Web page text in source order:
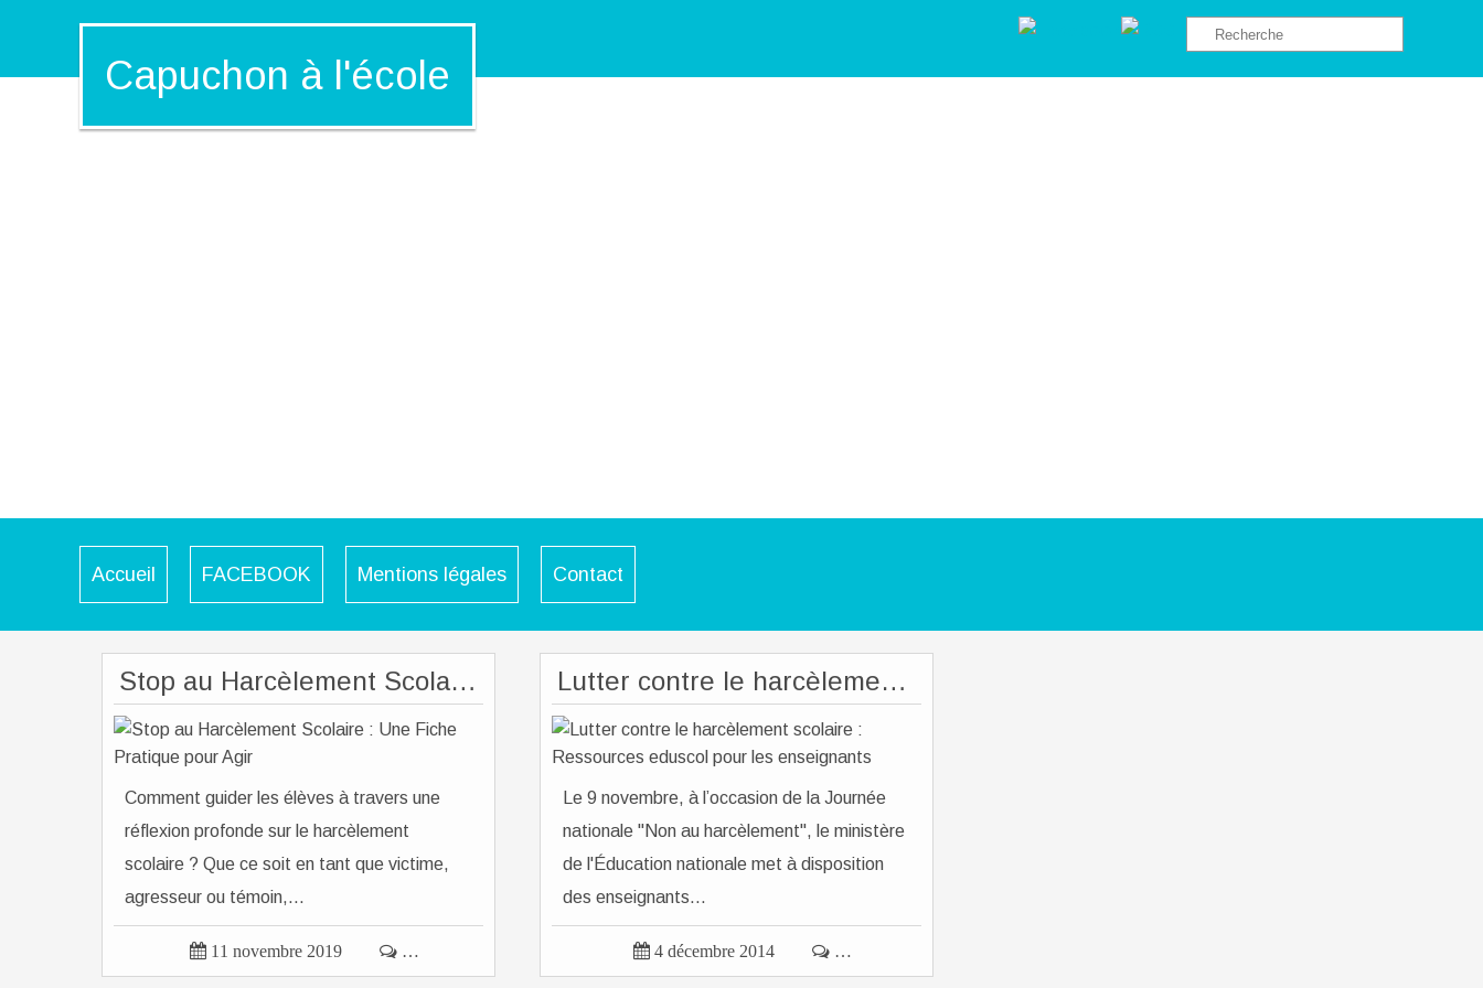
Capuchon à l'école
Accueil FACEBOOK Mentions légales Contact
Stop au Harcèlement Scolaire : Une Fiche Pratique pour Agir
Comment guider les élèves à travers une
réflexion profonde sur le harcèlement
scolaire ? Que ce soit en tant que victime,
agresseur ou témoin,...
 11 novembre 2019  …
Lutter contre le harcèlement scolaire : Ressources eduscol pour les enseignants
Le 9 novembre, à l’occasion de la Journée
nationale "Non au harcèlement", le ministère
de l'Éducation nationale met à disposition
des enseignants...
 4 décembre 2014  …